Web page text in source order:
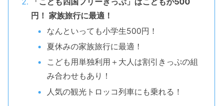
円！ 家族旅行に最適！
なんといっても小学生500円！
夏休みの家族旅行に最適！
こども用単独利用＋大人は割引きっぷの組
み合わせもあり！
人気の観光トロッコ列車にも乗れる！